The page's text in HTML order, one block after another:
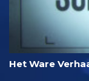
Het Ware